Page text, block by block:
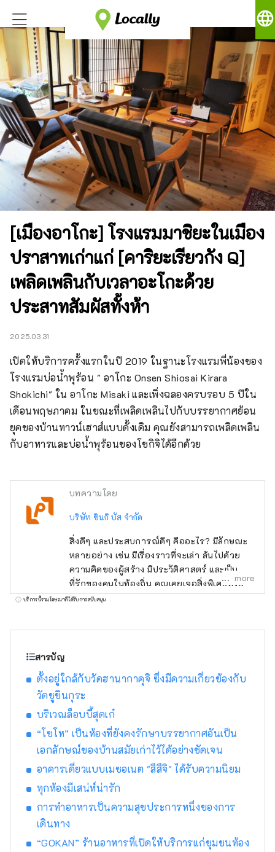
language
[เมืองอาโกะ] โรงแรมมาชิยะในเมือง
ปราสาทเก่าแก่ [คาริยะเรียวกัง Q]
เพลิดเพลินกับเวลาอะโกะด้วย
ประสาทสัมผัสทั้งห้า
2025.03.31
เปิดให้บริการครั้งแรกในปี 2019 ในฐานะโรงแรมพี่น้องของ
โรงแรมบ่อน้ำพุร้อน " อาโกะ Onsen Shiosai Kirara
Shokichi" ใน อาโกะ Misaki และเพิ่งฉลองครบรอบ 5 ปีใน
เดือนพฤษภาคม ในขณะที่เพลิดเพลินไปกับบรรยากาศย้อน
ยุคของบ้านทาวน์เฮาส์แบบดั้งเดิม คุณยังสามารถเพลิดเพลิน
กับอาหารและบ่อน้ำพุร้อนของโชกิจิได้อีกด้วย
บทความโดย
บริษัท ชินกิ บัส จำกัด
สิ่งดีๆ และประสบการณ์ดีๆ คืออะไร? มีลักษณะ
หลายอย่าง เช่น มีเรื่องราวที่จะเล่า ล้นไปด้วย
ความคิดของผู้สร้าง มีประวัติศาสตร์ และเป็น
ที่รักของคนในท้องถิ่น คุณเคยเจอสิ่งพิเศษหรือ
ประสบการณ์ที่ทำให้คุณอยากบอกใครสักคน
ต่อ" และให้ข้อมูลที่จะช่วยลดระยะห่างทาง
อารมณ์ระหว่างลูกค้าและภูมิภาคของจังหวัดเฮีย
วโกะ จะถูกส่งไป .
more
บริการนี้รวมโฆษณาที่ได้รับการสนับสนุน
สารบัญ
ตั้งอยู่ใกล้กับวัดฮานากาคุจิ ซึ่งมีความเกี่ยวข้องกับ
วัดชูชินกุระ
บริเวณล็อบบี้สุดเก๋
“โซโห” เป็นห้องที่ยังคงรักษาบรรยากาศอันเป็น
เอกลักษณ์ของบ้านสมัยเก่าไว้ได้อย่างชัดเจน
อาคารเดี่ยวแบบเมซอเนต "สึสึจิ" ได้รับความนิยม
ทุกห้องมีเสน่ห์น่ารัก
การทำอาหารเป็นความสุขประการหนึ่งของการ
เดินทาง
“GOKAN” ร้านอาหารที่เปิดให้บริการแก่ชุมชนท้อง